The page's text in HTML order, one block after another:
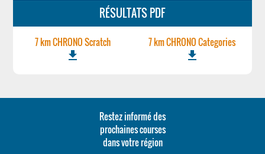
RÉSULTATS PDF
7 km CHRONO Scratch
file_download
7 km CHRONO Categories
file_download
Restez informé des
prochaines courses
dans votre région